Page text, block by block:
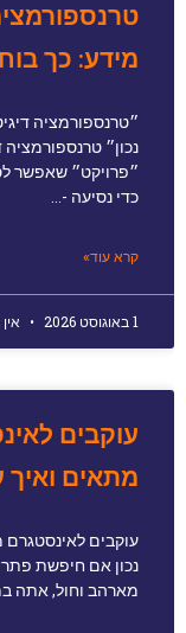
מידע: כך
״טרנספורמציה
נכון״
״פרויקט״ שאפשר
כדי נסיעה -…
קרא עוד»
1 באוגוסט 2026
עוקבים
מתאים ואיך
עוקבים לאינסטגרם
נכון אם חיפשת
מארהב וחול, אתה